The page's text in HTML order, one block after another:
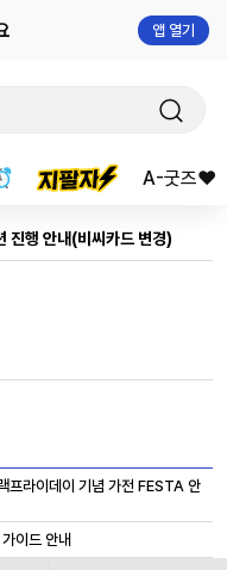
앱 열기
A-굿즈❤️
행 안내(비씨카드 변경)
프라이데이 기념 가전 FESTA 안
이드 안내